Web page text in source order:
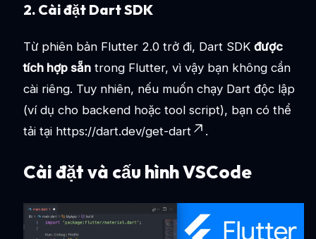
2. Cài đặt Dart SDK
Từ phiên bản Flutter 2.0 trở đi, Dart SDK được
tích hợp sẵn trong Flutter, vì vậy bạn không cần
cài riêng. Tuy nhiên, nếu muốn chạy Dart độc lập
(ví dụ cho backend hoặc tool script), bạn có thể
tải tại https://dart.dev/get-dart .
Cài đặt và cấu hình VSCode